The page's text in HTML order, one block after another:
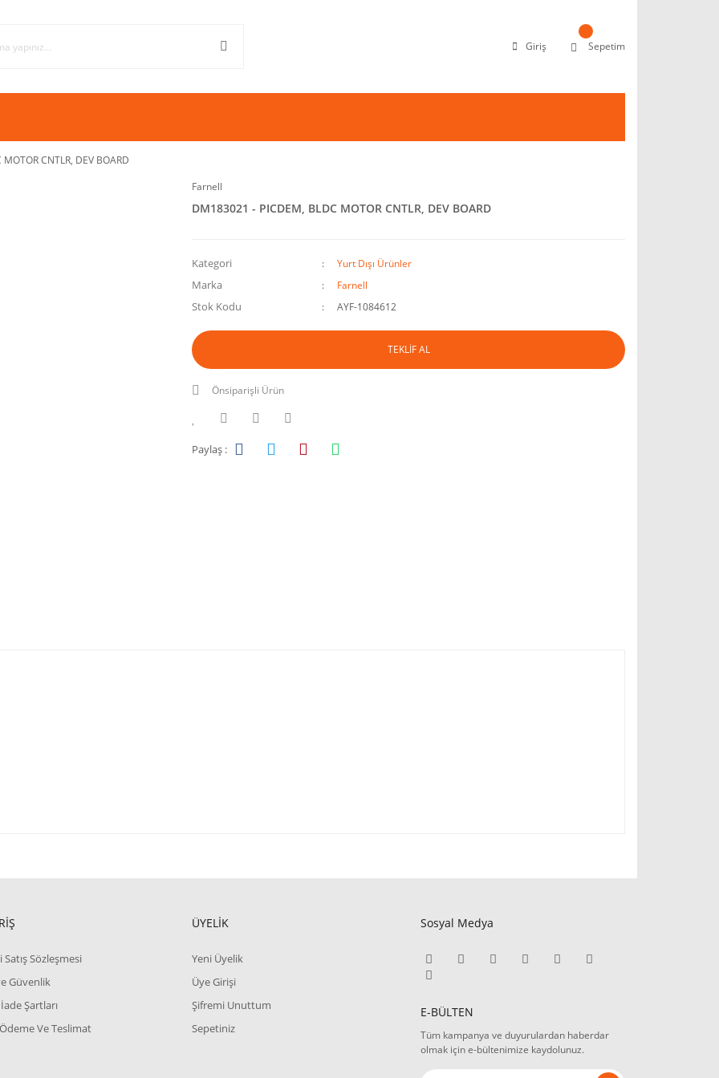
Giriş Sepetim
CNTLR, DEV BOARD
Farnell
DM183021 - PICDEM, BLDC MOTOR CNTLR, DEV BOARD
Kategori Yurt Dışı Ürünler
Marka Farnell
Stok Kodu AYF-1084612
TEKLİF AL
Önsiparişli Ürün
Paylaş :
Satış Sözleşmesi
Güvenlik
Şartları
Ve Teslimat
ÜYELİK
Yeni Üyelik
Üye Girişi
Şifremi Unuttum
Sepetiniz
Sosyal Medya
E-BÜLTEN
Tüm kampanya ve duyurulardan haberdar
olmak için e-bültenimize kaydolunuz.